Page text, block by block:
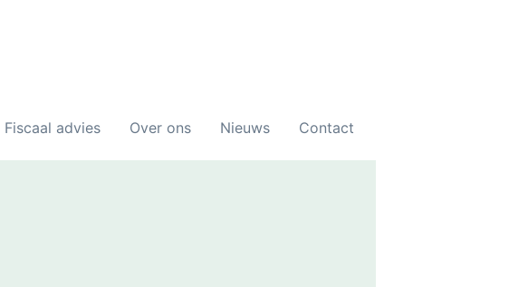
Fiscaal advies Over ons Nieuws Contact